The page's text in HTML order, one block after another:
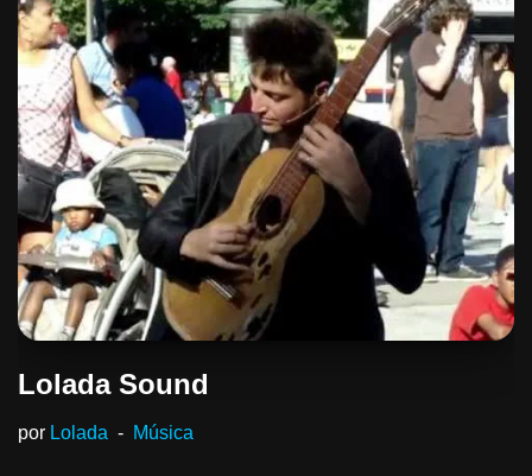
Lolada Sound
por Lolada Música